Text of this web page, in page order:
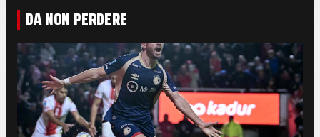
DA NON PERDERE